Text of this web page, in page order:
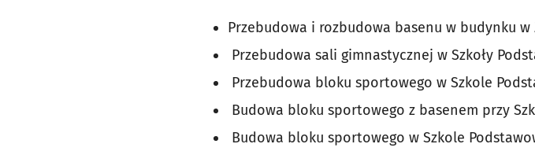
Przebudowa i rozbudowa basenu w budynku w
Przebudowa sali gimnastycznej w Szkoły
Przebudowa bloku sportowego w Szkole
Budowa bloku sportowego z basenem przy
Budowa bloku sportowego w Szkole